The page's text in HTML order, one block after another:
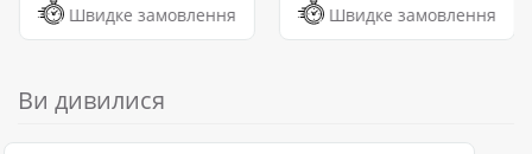
Швидке замовлення Швидке замовлення
Ви дивилися